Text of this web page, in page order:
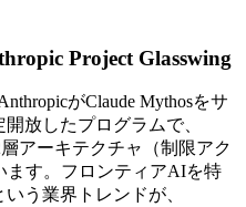
Project Glasswing
がClaude Mythosをサ
放したプログラムで、
層アーキテクチャ（制限アク
ます。フロンティアAIを特
う業界トレンドが、